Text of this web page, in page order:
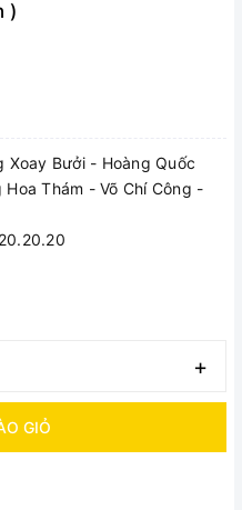
)
Bưởi - Hoàng Quốc
Thám - Võ Chí Công -
+
GIỎ